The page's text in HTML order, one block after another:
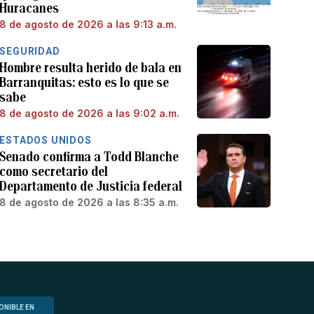
Huracanes
8 de agosto de 2026 a las 9:13 a.m.
SEGURIDAD
Hombre resulta herido de bala en
Barranquitas: esto es lo que se
sabe
8 de agosto de 2026 a las 9:02 a.m.
ESTADOS UNIDOS
Senado confirma a Todd Blanche
como secretario del
Departamento de Justicia federal
8 de agosto de 2026 a las 8:35 a.m.
EN